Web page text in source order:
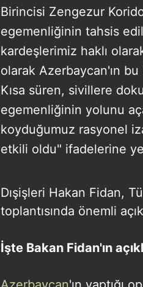
Birincisi Zengezur
egemenliğinin tahsis
kardeşlerimiz haklı
olarak Azerbaycan'ın
Kısa süren, sivillere
egemenliğinin yolunu
koyduğumuz rasyonel
etkili oldu" ifadelerine
Dışişleri Hakan Fidan,
toplantısında önemli
İşte Bakan Fidan'ın